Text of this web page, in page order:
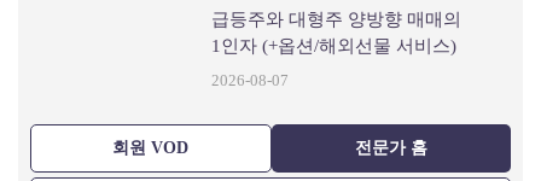
급등주와 대형주 양방향 매매의
1인자 (+옵션/해외선물 서비스)
2026-08-07
회원 VOD 전문가 홈